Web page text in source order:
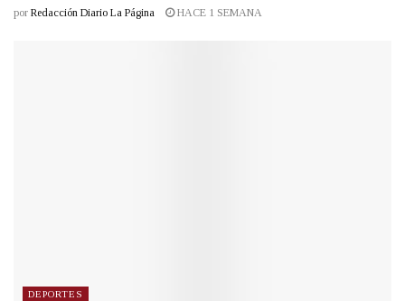
por Redacción Diario La Página HACE 1 SEMANA
DEPORTES